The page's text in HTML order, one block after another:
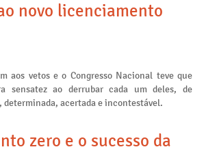
novo licenciamento
aos vetos e o Congresso Nacional teve que
sensatez ao derrubar cada um deles, de
determinada, acertada e incontestável.
zero e o sucesso da